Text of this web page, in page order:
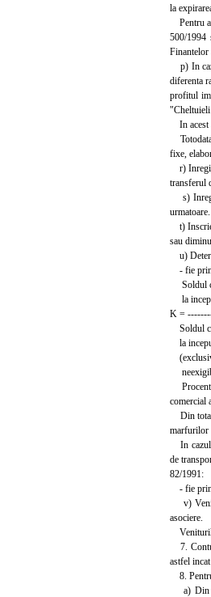
la
Pentru
500/1994
Finantelor
p) In
diferenta
profitul
"Cheltuieli
In acest
fixe,
r)
transferul
s)
urmatoare.
t)
sau
u)
- fie prin
Soldul
la
K =
Soldul
la
comercial
Din total
marfurilor
In cazul
de
82/1991:
- fie prin
v)
asociere.
7.
astfel
8.
a) Din